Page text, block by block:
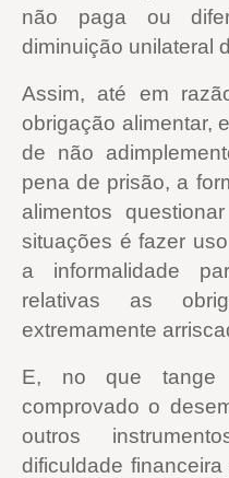
não paga ou
diminuição unilateral
Assim, até em
obrigação alimentar,
de não
pena de prisão, a
alimentos
situações é fazer
a informalidade
relativas as
extremamente
E, no que tange
comprovado o
outros
dificuldade